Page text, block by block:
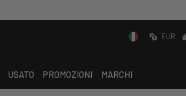
EUR
USATO PROMOZIONI MARCHI